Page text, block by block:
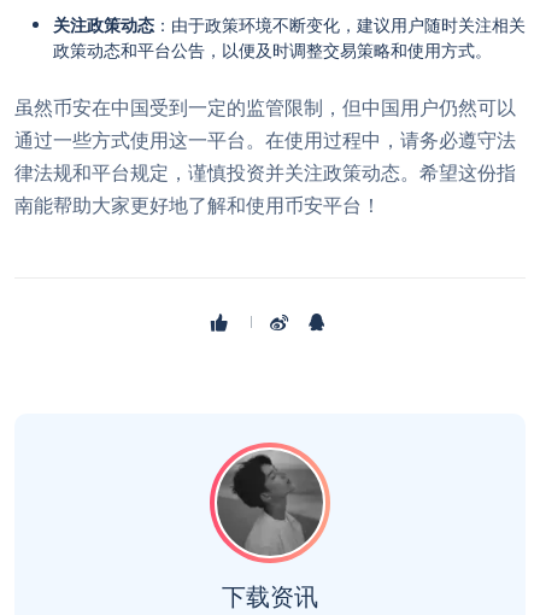
关注政策动态 ：由于政策环境不断变化，建议用户随时关注相关
政策动态和平台公告，以便及时调整交易策略和使用方式。
虽然币安在中国受到一定的监管限制，但中国用户仍然可以
通过一些方式使用这一平台。在使用过程中，请务必遵守法
律法规和平台规定，谨慎投资并关注政策动态。希望这份指
南能帮助大家更好地了解和使用币安平台！
下载资讯